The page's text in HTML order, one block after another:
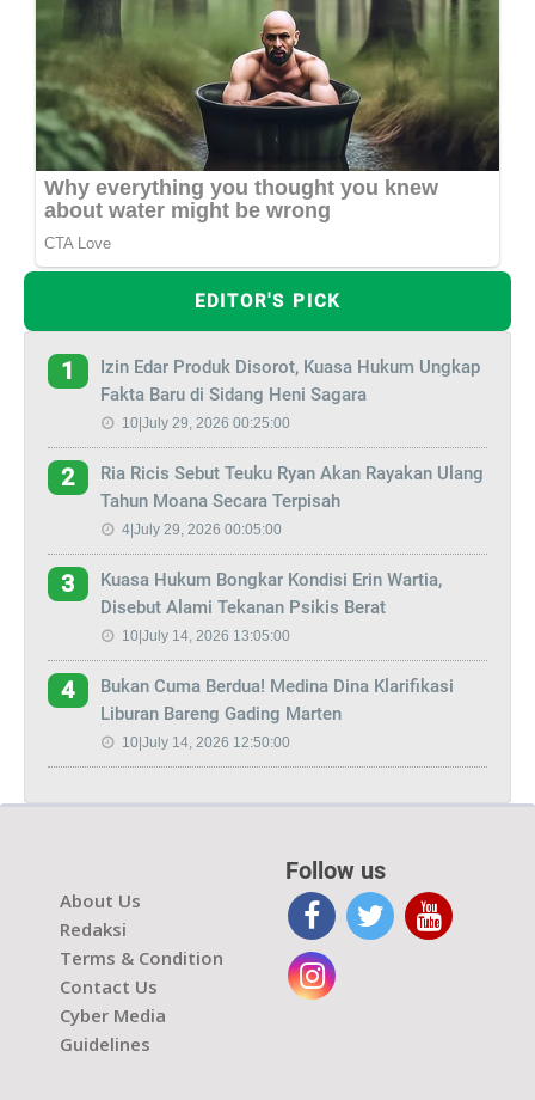
EDITOR'S PICK
1
Izin Edar Produk Disorot, Kuasa Hukum Ungkap
Fakta Baru di Sidang Heni Sagara
10|July 29, 2026 00:25:00
2
Ria Ricis Sebut Teuku Ryan Akan Rayakan Ulang
Tahun Moana Secara Terpisah
4|July 29, 2026 00:05:00
3
Kuasa Hukum Bongkar Kondisi Erin Wartia,
Disebut Alami Tekanan Psikis Berat
10|July 14, 2026 13:05:00
4
Bukan Cuma Berdua! Medina Dina Klarifikasi
Liburan Bareng Gading Marten
10|July 14, 2026 12:50:00
About Us
Redaksi
Terms & Condition
Contact Us
Cyber Media
Guidelines
Follow us